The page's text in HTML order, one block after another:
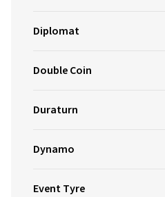
Diplomat
Double Coin
Duraturn
Dynamo
Event Tyre